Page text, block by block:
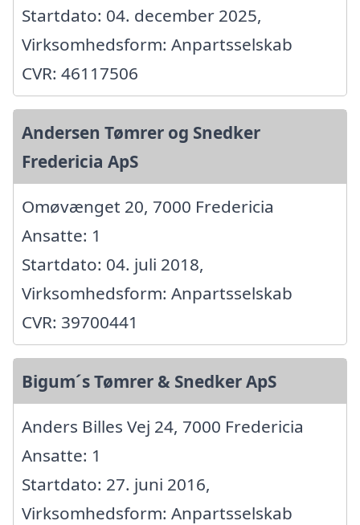
Startdato: 04. december 2025,
Virksomhedsform: Anpartsselskab
CVR: 46117506
Andersen Tømrer og Snedker
Fredericia ApS
Omøvænget 20, 7000 Fredericia
Ansatte: 1
Startdato: 04. juli 2018,
Virksomhedsform: Anpartsselskab
CVR: 39700441
Bigum´s Tømrer & Snedker ApS
Anders Billes Vej 24, 7000 Fredericia
Ansatte: 1
Startdato: 27. juni 2016,
Virksomhedsform: Anpartsselskab